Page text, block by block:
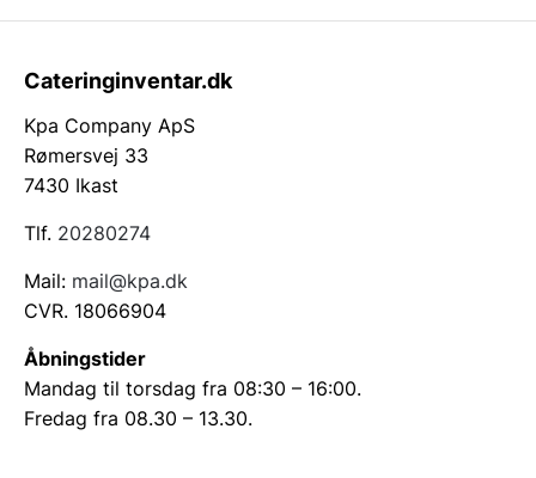
Cateringinventar.dk
Kpa Company ApS
Rømersvej 33
7430 Ikast
Tlf. 20280274
Mail: mail@kpa.dk
CVR. 18066904
Åbningstider
Mandag til torsdag fra 08:30 – 16:00.
Fredag fra 08.30 – 13.30.